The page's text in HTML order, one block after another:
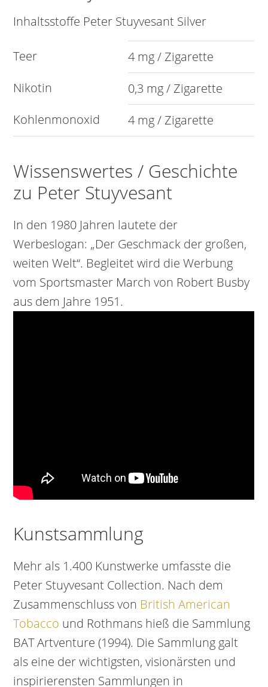
Inhaltsstoffe Peter Stuyvesant Silver
Teer
4 mg / Zigarette
Nikotin
0,3 mg / Zigarette
Kohlenmonoxid
4 mg / Zigarette
Wissenswertes / Geschichte
zu Peter Stuyvesant
In den 1980 Jahren lautete der
Werbeslogan: „Der Geschmack der großen,
weiten Welt“. Begleitet wird die Werbung
vom Sportsmaster March von Robert Busby
aus dem Jahre 1951.
Kunstsammlung
Mehr als 1.400 Kunstwerke umfasste die
Peter Stuyvesant Collection. Nach dem
Zusammenschluss von British American
Tobacco und Rothmans hieß die Sammlung
BAT Artventure (1994). Die Sammlung galt
als eine der wichtigsten, visionärsten und
inspirierensten Sammlungen in